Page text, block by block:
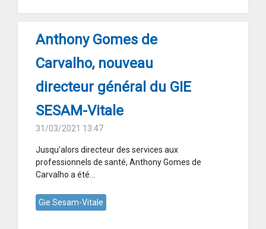
Anthony Gomes de
Carvalho, nouveau
directeur général du GIE
SESAM-Vitale
31/03/2021 13:47
Jusqu’alors directeur des services aux
professionnels de santé, Anthony Gomes de
Carvalho a été...
Gie Sesam-Vitale